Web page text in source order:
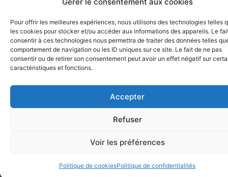
Pour offrir les meilleures expériences, nous utilisons des technologies telles
les cookies pour stocker et/ou accéder aux informations des appareils. Le
consentir à ces technologies nous permettra de traiter des données telles
comportement de navigation ou les ID uniques sur ce site. Le fait de ne pas
consentir ou de retirer son consentement peut avoir un effet négatif sur
caractéristiques et fonctions.
Accepter
Refuser
Voir les préférences
Politique de cookiesPolitique de confidentialités
la voie ferrée, à distance des villes, une halte s’offre pour nous
seuls;
Etes-vous tentés ? Rendez-vous en 2023 pour remonter
au 18 juin, et revenir vers la Méditerranée par les canaux de
l’Est et du Centre en prenant le temps d’apprécier vieilles